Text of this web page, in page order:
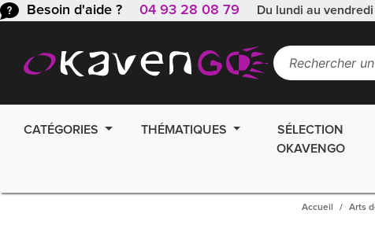
Besoin d'aide ? 04 93 28 08 79 Du lundi au
CATÉGORIES THÉMATIQUES
SÉLECTION
OKAVENGO
Accueil Arts